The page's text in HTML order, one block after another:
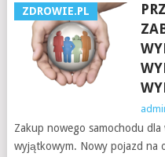
ZDROWIE.PL
Zakup nowego samochodu
wyjątkowym. Nowy pojazd na